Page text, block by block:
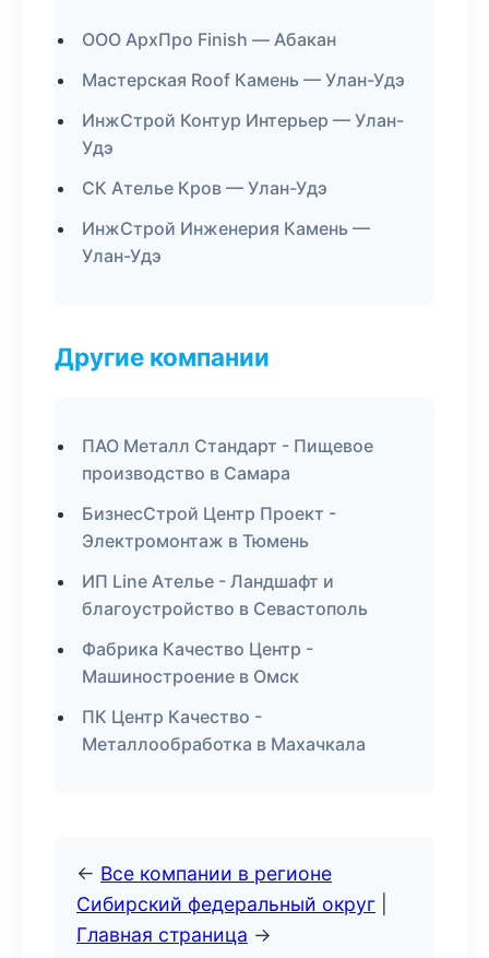
ООО АрхПро Finish — Абакан
Мастерская Roof Камень — Улан-Удэ
ИнжСтрой Контур Интерьер — Улан-
Удэ
СК Ателье Кров — Улан-Удэ
ИнжСтрой Инженерия Камень —
Улан-Удэ
Другие компании
ПАО Металл Стандарт - Пищевое
производство в Самара
БизнесСтрой Центр Проект -
Электромонтаж в Тюмень
ИП Line Ателье - Ландшафт и
благоустройство в Севастополь
Фабрика Качество Центр -
Машиностроение в Омск
ПК Центр Качество -
Металлообработка в Махачкала
← Все компании в регионе
Сибирский федеральный округ
Главная страница →